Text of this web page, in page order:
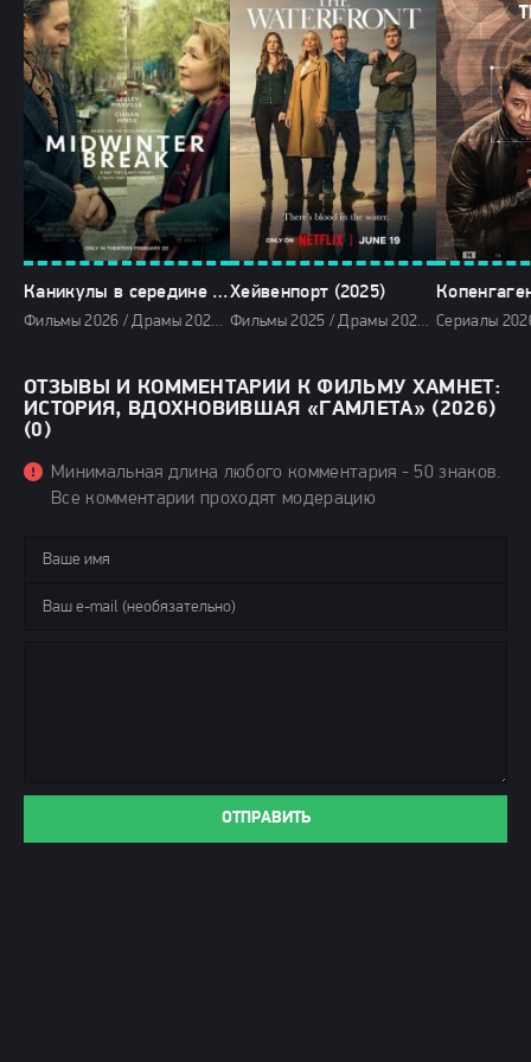
Каникулы в середине зимы (2026)
Фильмы 2026 / Драмы 2026 / Новинки кино 2026 / Последние фильмы 2026 / Фильмы февраля 2026 / Зарубежные фильмы 2026 / Смотреть фильмы онлайн
Хейвенпорт (2025)
Фильмы 2025 / Драмы 2025 / Криминальные фильмы 2025 / Сериалы 2025 / Сериалы в озвучке HDrezka Studio / Сериалы 4K / Сериалы в озвучке TVShows / Сериалы лета 2025 / Новинки сериалов 2025 / Смотреть фильмы онлайн
ОТЗЫВЫ И КОММЕНТАРИИ К ФИЛЬМУ ХАМНЕТ:
ИСТОРИЯ, ВДОХНОВИВШАЯ «ГАМЛЕТА» (2026)
(0)
Минимальная длина любого комментария - 50 знаков.
Все комментарии проходят модерацию
ОТПРАВИТЬ